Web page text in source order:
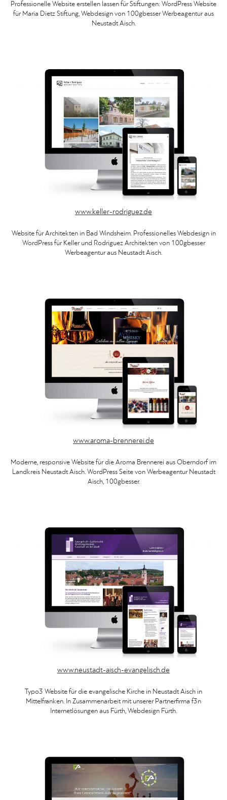
Professionelle Website erstellen lassen für Stiftungen: WordPress Website
für Maria Dietz Stiftung, Webdesign von 100gbesser Werbeagentur aus
Neustadt Aisch.
www.keller-rodriguez.de
Website für Architekten in Bad Windsheim. Professionelles Webdesign in
WordPress für Keller und Rodriguez Architekten von 100gbesser
Werbeagentur aus Neustadt Aisch.
www.aroma-brennerei.de
Moderne, responsive Website für die Aroma Brennerei aus Oberndorf im
Landkreis Neustadt Aisch. WordPress Seite von Werbeagentur Neustadt
Aisch, 100gbesser.
www.neustadt-aisch-evangelisch.de
Typo3 Website für die evangelische Kirche in Neustadt Aisch in
Mittelfranken. In Zusammenarbeit mit unserer Partnerfirma f3n
Internetlösungen aus Fürth, Webdesign Fürth.